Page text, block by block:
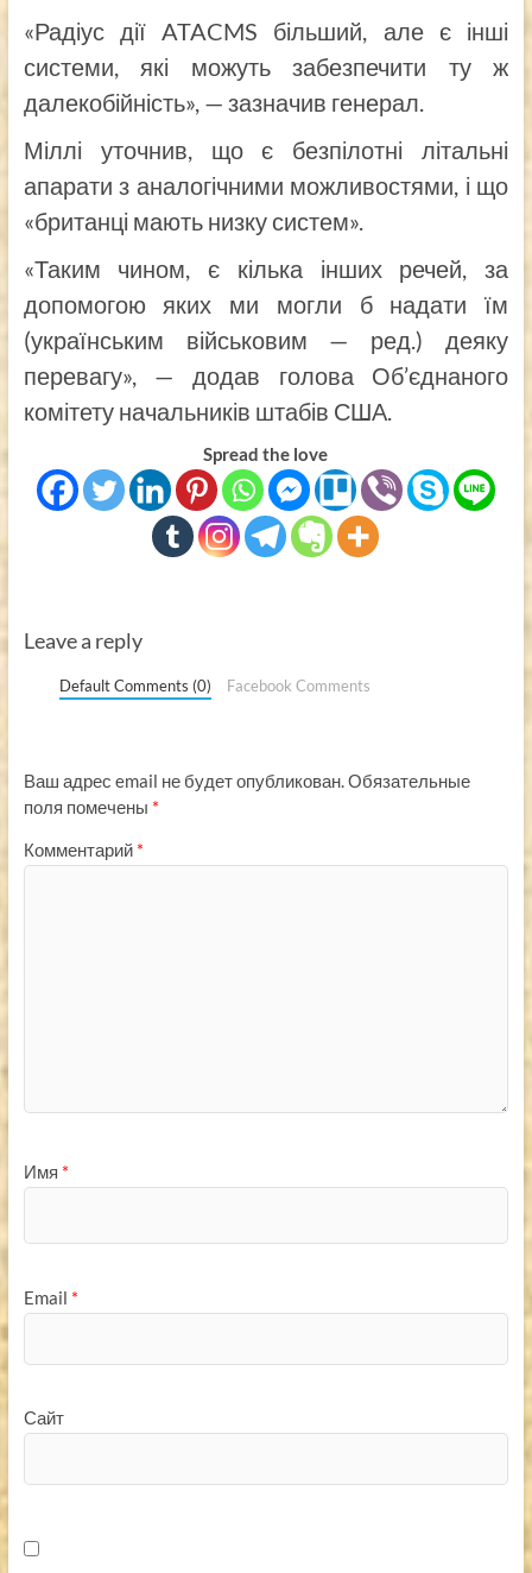
«Радіус дії ATACMS більший, але є інші
системи, які можуть забезпечити ту ж
далекобійність», — зазначив генерал.
Міллі уточнив, що є безпілотні літальні
апарати з аналогічними можливостями, і що
«британці мають низку систем».
«Таким чином, є кілька інших речей, за
допомогою яких ми могли б надати їм
(українським військовим — ред.) деяку
перевагу», — додав голова Об’єднаного
комітету начальників штабів США.
Spread the love
Leave a reply
Default Comments (0) Facebook Comments
Ваш адрес email не будет опубликован.Обязательные
поля помечены *
Комментарий *
Имя *
Email *
Сайт